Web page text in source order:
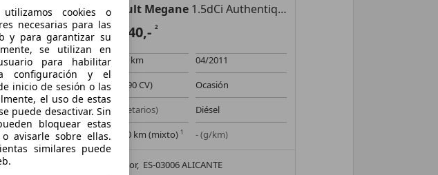
92kw(125cv)
Gasolina
Renault Megane 1.5dCi Authentique
€ 3.840,- 2
223.712 km
04/2011
66 kW (90 CV)
Ocasión
- (Propietarios)
Diésel
4,4 l/100 km (mixto) 1 - (g/km)
Vendedor, ES-03006 ALICANTE
cookies o
necesarias para las
y para garantizar su
se utilizan en
para habilitar
configuración y el
inicio de sesión o las
el uso de estas
puede desactivar. Sin
bloquear estas
avisarle sobre ellas.
similares puede